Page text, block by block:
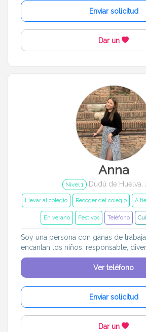
Enviar solicitud
Dar un
Anna
Nivel 1 Dudú de Huelva,
Llevar al colegio Recoger del colegio A
En verano Festivos Teléfono
Soy una persona con ganas de
encantan los niños, responsable,
Ver teléfono
Enviar solicitud
Dar un